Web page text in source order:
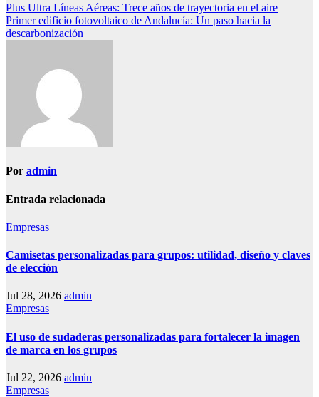
Navegación
de
Plus Ultra Líneas Aéreas: Trece años de trayectoria en el aire
Primer edificio fotovoltaico de Andalucía: Un paso hacia la
descarbonización
Por admin
Entrada relacionada
Empresas
Camisetas personalizadas para grupos: utilidad, diseño y claves
de elección
Jul 28, 2026 admin
Empresas
El uso de sudaderas personalizadas para fortalecer la imagen
de marca en los grupos
Jul 22, 2026 admin
Empresas